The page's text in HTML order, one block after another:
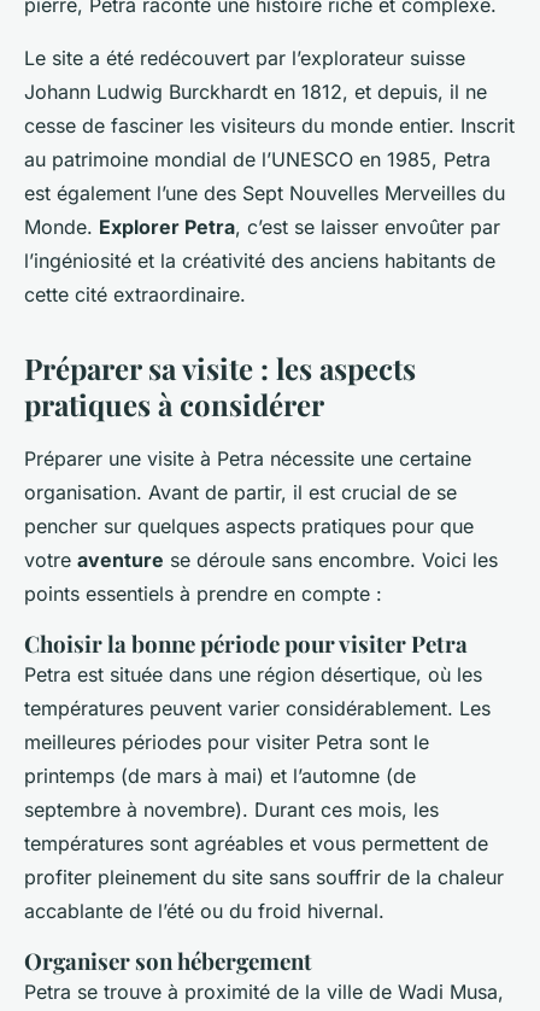
pierre, Petra raconte une histoire riche et complexe.
Le site a été redécouvert par l’explorateur suisse
Johann Ludwig Burckhardt en 1812, et depuis, il ne
cesse de fasciner les visiteurs du monde entier. Inscrit
au patrimoine mondial de l’UNESCO en 1985, Petra
est également l’une des Sept Nouvelles Merveilles du
Monde. Explorer Petra, c’est se laisser envoûter par
l’ingéniosité et la créativité des anciens habitants de
cette cité extraordinaire.
Préparer sa visite : les aspects
pratiques à considérer
Préparer une visite à Petra nécessite une certaine
organisation. Avant de partir, il est crucial de se
pencher sur quelques aspects pratiques pour que
votre aventure se déroule sans encombre. Voici les
points essentiels à prendre en compte :
Choisir la bonne période pour visiter Petra
Petra est située dans une région désertique, où les
températures peuvent varier considérablement. Les
meilleures périodes pour visiter Petra sont le
printemps (de mars à mai) et l’automne (de
septembre à novembre). Durant ces mois, les
températures sont agréables et vous permettent de
profiter pleinement du site sans souffrir de la chaleur
accablante de l’été ou du froid hivernal.
Organiser son hébergement
Petra se trouve à proximité de la ville de Wadi Musa,